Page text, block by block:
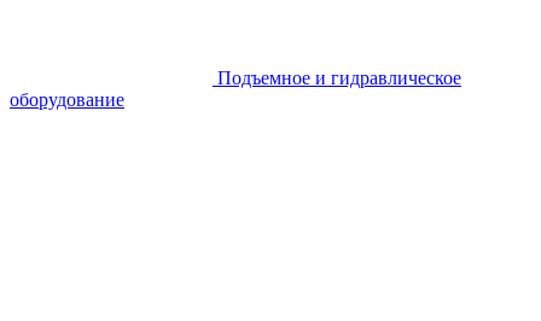
Подъемное и гидравлическое
оборудование